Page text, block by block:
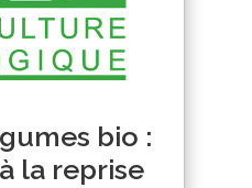
bio :
la reprise